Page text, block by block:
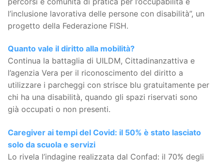
l’inclusione lavorativa delle persone con disabilità”, un
progetto della Federazione FISH.
Quanto vale il diritto alla mobilità?
Continua la battaglia di UILDM, Cittadinanzattiva e
l’agenzia Vera per il riconoscimento del diritto a
utilizzare i parcheggi con strisce blu gratuitamente per
chi ha una disabilità, quando gli spazi riservati sono
già occupati o non presenti.
Caregiver ai tempi del Covid: il 50% è stato lasciato
solo da scuola e servizi
Lo rivela l’indagine realizzata dal Confad: il 70% degli